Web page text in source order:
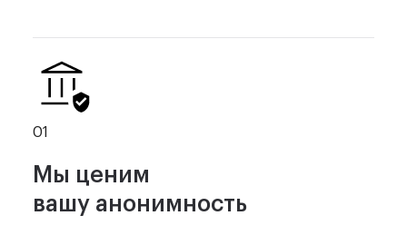
01
Мы ценим
вашу анонимность